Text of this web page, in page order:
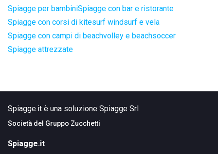
Spiagge per bambiniSpiagge con bar e ristorante
Spiagge con corsi di kitesurf windsurf e vela
Spiagge con campi di beachvolley e beachsoccer
Spiagge attrezzate
Spiagge.it è una soluzione Spiagge Srl
Società del Gruppo Zucchetti
Spiagge.it